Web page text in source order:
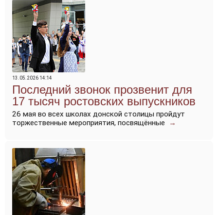
13.05.2026 14:14
Последний звонок прозвенит для
17 тысяч ростовских выпускников
26 мая во всех школах донской столицы пройдут
торжественные мероприятия, посвящённые
→